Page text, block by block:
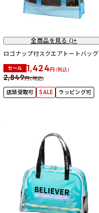
全商品を見る ()+
ロゴナップ付スクエアトートバッグ
セール 1,424円 (税込)
2,849円 (税込)
店頭受取可 SALE ラッピング可